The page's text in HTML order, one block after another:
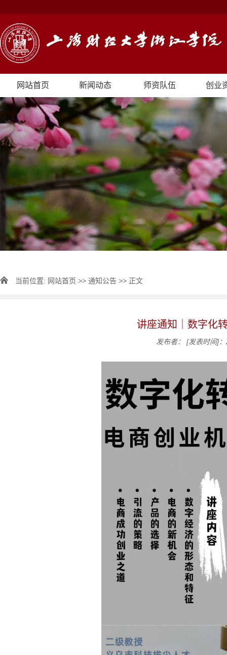
网站首页 新闻动态 师资队伍 创业
当前位置: 网站首页 >> 通知公告 >> 正文
讲座通知｜数字化
发布者： [发表时间]